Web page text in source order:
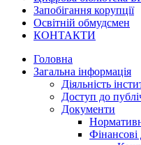
Запобігання корупції
Освітній обмудсмен
КОНТАКТИ
Головна
Загальна інформація
Діяльність
Доступ до
Документи